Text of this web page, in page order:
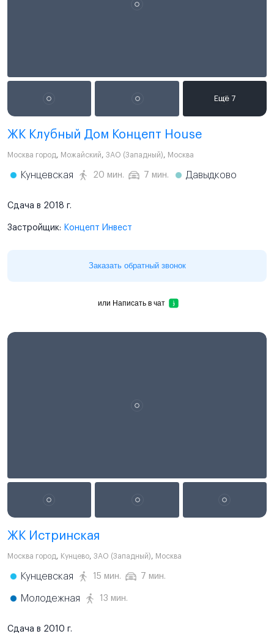
ЖК Клубный Дом Концепт House
Москва город, Можайский, ЗАО (Западный), Москва
Кунцевская 20 мин. 7 мин. Давыдково
Сдача в 2018 г.
Застройщик: Концепт Инвест
Заказать обратный звонок
или Написать в чат
ЖК Истринская
Москва город, Кунцево, ЗАО (Западный), Москва
Кунцевская 15 мин. 7 мин.
Молодежная 13 мин.
Сдача в 2010 г.